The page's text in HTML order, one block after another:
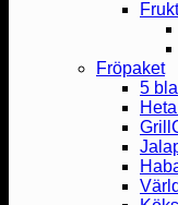
Frukt
Fröpaket
5